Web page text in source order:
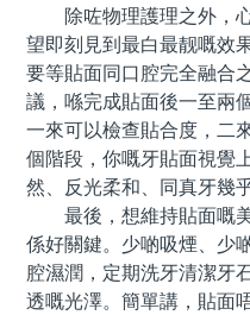
除咗物理護理之外，心
望即刻見到最白最靓嘅效
要等貼面同口腔完全融合
議，喺完成貼面後一至兩
一來可以檢查貼合度，二
個階段，你嘅牙貼面視
然、反光柔和、同真牙幾
最後，想維持貼面嘅美
係好關鍵。少啲吸煙、少
腔濕潤，定期洗牙清潔牙
透嘅光澤。簡單講，貼面